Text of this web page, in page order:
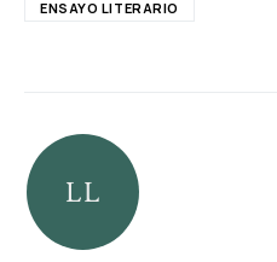
ENSAYO LITERARIO